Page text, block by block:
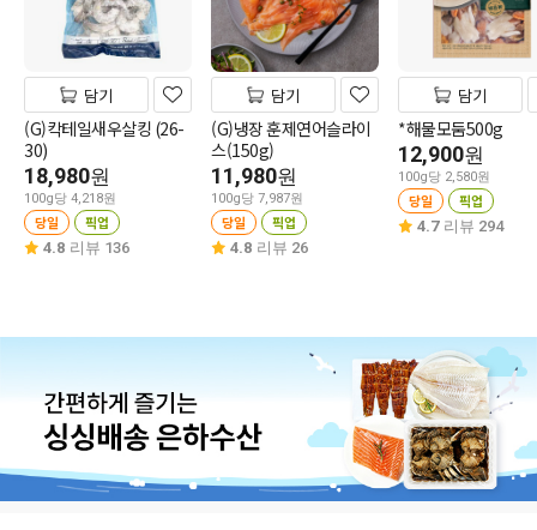
담기
(G)칵테일새우살킹 (26-
30)
18,980원
100g당 4,218원
당일 픽업
4.8 리뷰 136
담기
(G)냉장 훈제연어슬라이
스(150g)
11,980원
100g당 7,987원
당일 픽업
4.8 리뷰 26
담기
*해물모둠500g
12,900원
100g당 2,580원
당일 픽업
4.7 리뷰 294